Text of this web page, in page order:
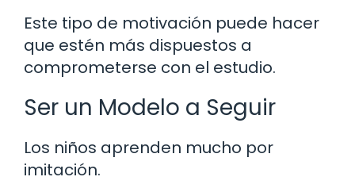
Este tipo de motivación puede hacer
que estén más dispuestos a
comprometerse con el estudio.
Ser un Modelo a Seguir
Los niños aprenden mucho por
imitación.